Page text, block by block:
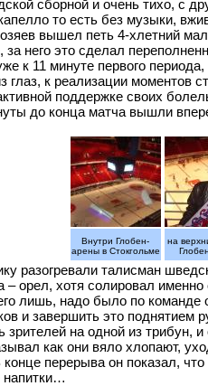
сборной и очень тихо, с
то есть без музыки,
вышел петь 4-хлетний
него это сделал
к 11 минуте первого
глаз, к реализации моментов
поддержке своих
до конца матча вышли
Внутри Глобен-
арены в Стокгольме
на
разогревали талисман
– орел, хотя солировал
лишь, надо было по команде
и завершить это поднятием
зрителей на одной из трибун,
как они вяло хлопают,
перерыва он показал,
напитки…